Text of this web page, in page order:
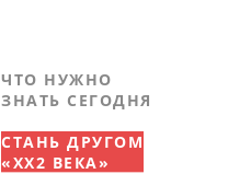
ЧТО НУЖНО
ЗНАТЬ СЕГОДНЯ
СТАНЬ ДРУГОМ
«XX2 ВЕКА»